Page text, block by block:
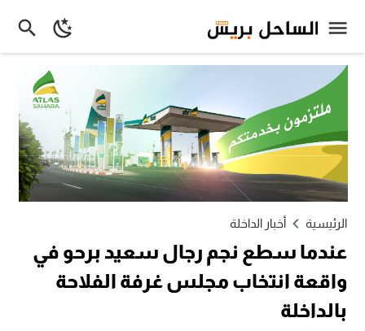
الرئيسية أخبار الداخلة
عندما سطع نجم رجال سعيد برحو في
واقعة انتخاب مجلس غرفة الفلاحة
بالداخلة